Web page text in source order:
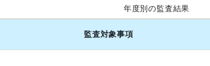
年度別の監査結果
監査対象事項